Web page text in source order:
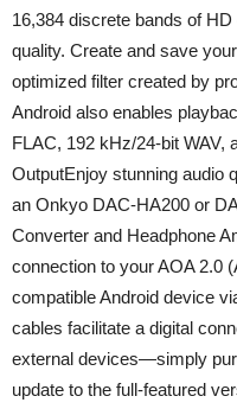
16,384 discrete bands of
quality. Create and save
optimized filter created by
Android also enables
FLAC, 192 kHz/24-bit WAV,
OutputEnjoy stunning audio
an Onkyo DAC-HA200 or
Converter and Headphone
connection to your AOA 2.0
compatible Android device
cables facilitate a digital
external devices—simply
update to the full-featured